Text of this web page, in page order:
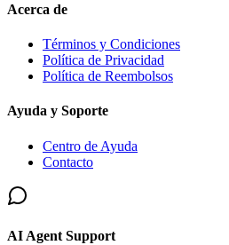
Acerca de
Términos y Condiciones
Política de Privacidad
Política de Reembolsos
Ayuda y Soporte
Centro de Ayuda
Contacto
AI Agent Support